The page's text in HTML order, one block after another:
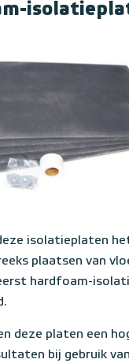
isolatieplaten
plaatsen van
hardfoam-
deze platen een
bij gebruik